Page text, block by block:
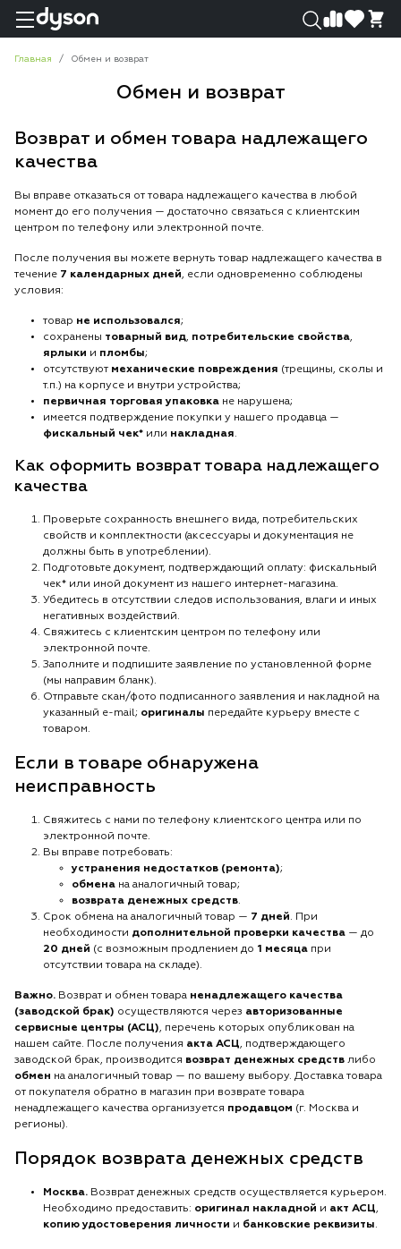
Главная Обмен и возврат
Обмен и возврат
Возврат и обмен товара надлежащего
качества
Вы вправе отказаться от товара надлежащего качества в любой
момент до его получения — достаточно связаться с клиентским
центром по телефону или электронной почте.
После получения вы можете вернуть товар надлежащего качества в
течение 7 календарных дней, если одновременно соблюдены
условия:
товар не использовался;
сохранены товарный вид, потребительские свойства,
ярлыки и пломбы;
отсутствуют механические повреждения (трещины, сколы и
т.п.) на корпусе и внутри устройства;
первичная торговая упаковка не нарушена;
имеется подтверждение покупки у нашего продавца —
фискальный чек* или накладная.
Как оформить возврат товара надлежащего
качества
Проверьте сохранность внешнего вида, потребительских
свойств и комплектности (аксессуары и документация не
должны быть в употреблении).
Подготовьте документ, подтверждающий оплату: фискальный
чек* или иной документ из нашего интернет-магазина.
Убедитесь в отсутствии следов использования, влаги и иных
негативных воздействий.
Свяжитесь с клиентским центром по телефону или
электронной почте.
Заполните и подпишите заявление по установленной форме
(мы направим бланк).
Отправьте скан/фото подписанного заявления и накладной на
указанный e-mail; оригиналы передайте курьеру вместе с
товаром.
Если в товаре обнаружена
неисправность
Свяжитесь с нами по телефону клиентского центра или по
электронной почте.
Вы вправе потребовать:
устранения недостатков (ремонта);
обмена на аналогичный товар;
возврата денежных средств.
Срок обмена на аналогичный товар — 7 дней. При
необходимости дополнительной проверки качества — до
20 дней (с возможным продлением до 1 месяца при
отсутствии товара на складе).
Важно. Возврат и обмен товара ненадлежащего качества
(заводской брак) осуществляются через авторизованные
сервисные центры (АСЦ), перечень которых опубликован на
нашем сайте. После получения акта АСЦ, подтверждающего
заводской брак, производится возврат денежных средств либо
обмен на аналогичный товар — по вашему выбору. Доставка товара
от покупателя обратно в магазин при возврате товара
ненадлежащего качества организуется продавцом (г. Москва и
регионы).
Порядок возврата денежных средств
Москва. Возврат денежных средств осуществляется курьером.
Необходимо предоставить: оригинал накладной и акт АСЦ,
копию удостоверения личности и банковские реквизиты.